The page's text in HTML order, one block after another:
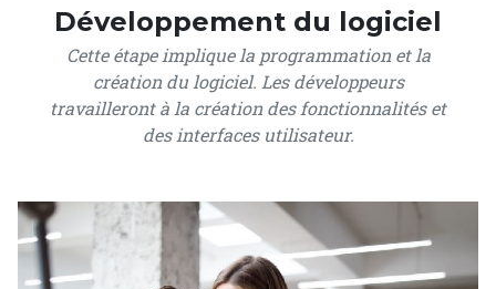
Développement du logiciel
Cette étape implique la programmation et la
création du logiciel. Les développeurs
travailleront à la création des fonctionnalités et
des interfaces utilisateur.